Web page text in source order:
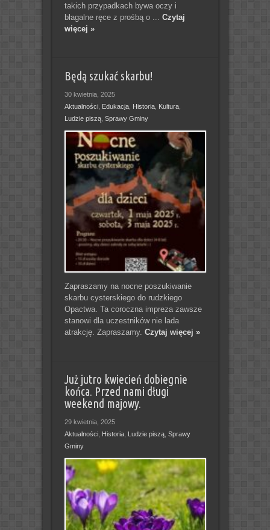
takich przypadkach bywa oczy i
błagalne ręce z prośbą o ... Czytaj
więcej »
Będą szukać skarbu!
30 kwietnia, 2025
Aktualności, Edukacja, Historia, Kultura,
Ludzie piszą, Sprawy Gminy
Zapraszamy na nocne poszukiwanie
skarbu cysterskiego do rudzkiego
Opactwa. Ta coroczna impreza zawsze
stanowi dla uczestników nie lada
atrakcję. Zapraszamy. Czytaj więcej »
Już jutro kwiecień dobiegnie
końca. Przed nami długi
weekend majowy.
29 kwietnia, 2025
Aktualności, Historia, Ludzie piszą, Sprawy
Gminy